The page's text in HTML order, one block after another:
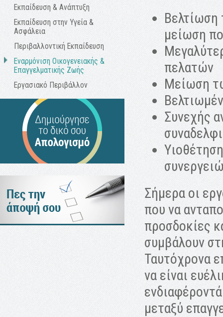
Εκπαίδευση & Ανάπτυξη
Εκπαίδευση στην Υγεία &
Ασφάλεια
Περιβαλλοντική Εκπαίδευση
Εναρμόνιση Οικογενειακής &
Επαγγελματικής Ζωής
Εργασιακό Περιβάλλον
Βελτίωση
μείωση
πελατών
Μείωση
Συνεχής
Σήμερα οι
που να
προσδοκίες
συμβάλουν
Ταυτόχρονα
να είναι
μεταξύ